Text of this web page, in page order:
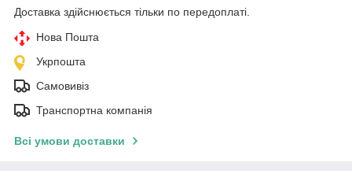
Доставка здійснюється тільки по передоплаті.
Нова Пошта
Укрпошта
Самовивіз
Транспортна компанія
Всі умови доставки